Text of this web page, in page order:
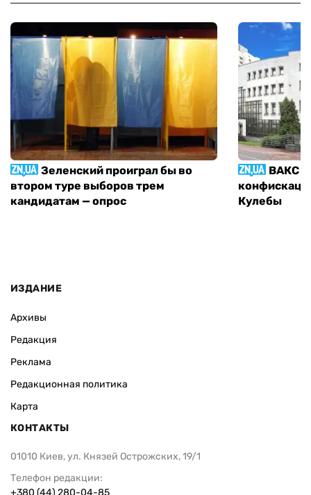
Зеленский проиграл бы во
втором туре выборов трем
кандидатам — опрос
ВАКС
Кулебы
ИЗДАНИЕ
Архивы
Редакция
Реклама
Редакционная политика
Карта
КОНТАКТЫ
01010 Киев, ул. Князей Острожских, 19/1
Телефон редакции: